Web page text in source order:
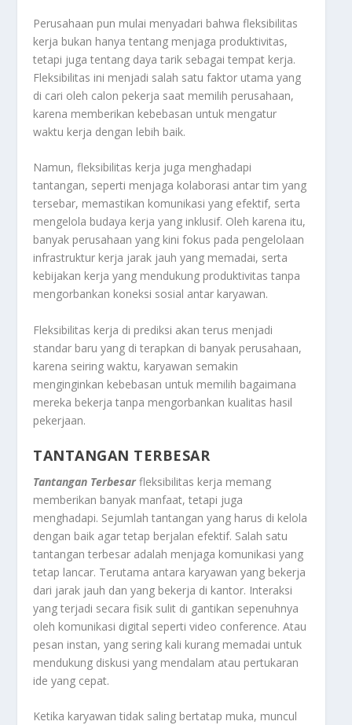
Perusahaan pun mulai menyadari bahwa fleksibilitas
kerja bukan hanya tentang menjaga produktivitas,
tetapi juga tentang daya tarik sebagai tempat kerja.
Fleksibilitas ini menjadi salah satu faktor utama yang
di cari oleh calon pekerja saat memilih perusahaan,
karena memberikan kebebasan untuk mengatur
waktu kerja dengan lebih baik.
Namun, fleksibilitas kerja juga menghadapi
tantangan, seperti menjaga kolaborasi antar tim yang
tersebar, memastikan komunikasi yang efektif, serta
mengelola budaya kerja yang inklusif. Oleh karena itu,
banyak perusahaan yang kini fokus pada pengelolaan
infrastruktur kerja jarak jauh yang memadai, serta
kebijakan kerja yang mendukung produktivitas tanpa
mengorbankan koneksi sosial antar karyawan.
Fleksibilitas kerja di prediksi akan terus menjadi
standar baru yang di terapkan di banyak perusahaan,
karena seiring waktu, karyawan semakin
menginginkan kebebasan untuk memilih bagaimana
mereka bekerja tanpa mengorbankan kualitas hasil
pekerjaan.
TANTANGAN TERBESAR
Tantangan Terbesarfleksibilitas kerja memang
memberikan banyak manfaat, tetapi juga
menghadapi. Sejumlah tantangan yang harus di kelola
dengan baik agar tetap berjalan efektif. Salah satu
tantangan terbesar adalah menjaga komunikasi yang
tetap lancar. Terutama antara karyawan yang bekerja
dari jarak jauh dan yang bekerja di kantor. Interaksi
yang terjadi secara fisik sulit di gantikan sepenuhnya
oleh komunikasi digital seperti video conference. Atau
pesan instan, yang sering kali kurang memadai untuk
mendukung diskusi yang mendalam atau pertukaran
ide yang cepat.
Ketika karyawan tidak saling bertatap muka, muncul